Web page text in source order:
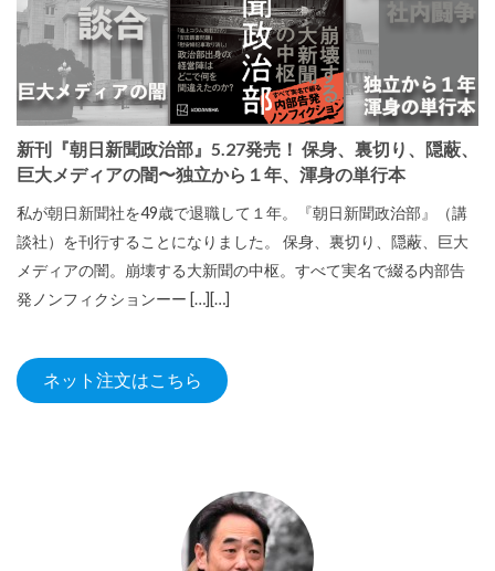
新刊『朝日新聞政治部』5.27発売！ 保身、裏切り、隠蔽、
巨大メディアの闇〜独立から１年、渾身の単行本
私が朝日新聞社を49歳で退職して１年。『朝日新聞政治部』（講
談社）を刊行することになりました。 保身、裏切り、隠蔽、巨大
メディアの闇。崩壊する大新聞の中枢。すべて実名で綴る内部告
発ノンフィクションーー […][…]
ネット注文はこちら